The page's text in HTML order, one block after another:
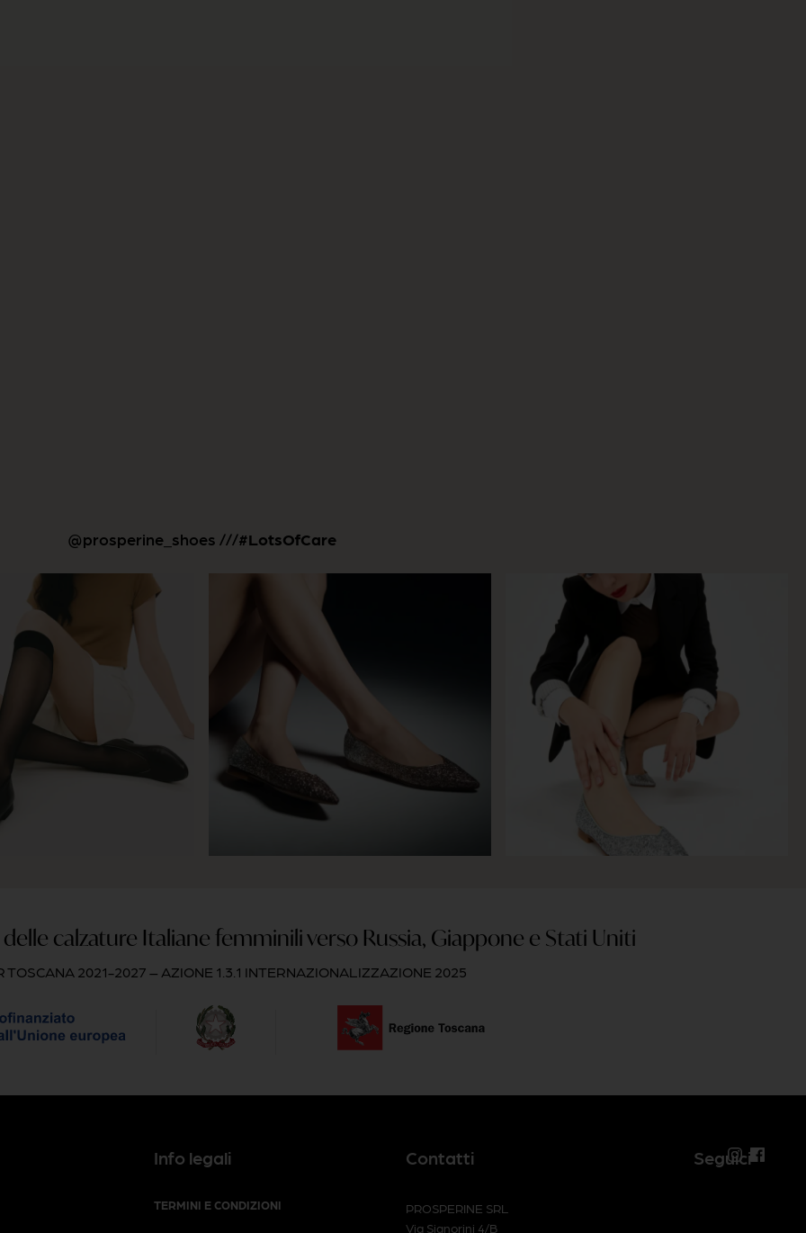
@prosperine_shoes ///#LotsOfCare
delle calzature Italiane femminili verso Russia, Giappone e Stati Uniti
TOSCANA 2021-2027 – AZIONE 1.3.1 INTERNAZIONALIZZAZIONE 2025
Info legali
TERMINI E CONDIZIONI
Contatti
PROSPERINE SRL
Via Signorini 4/B
Seguici